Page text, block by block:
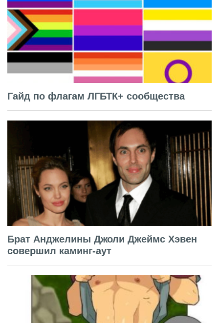
Гайд по флагам ЛГБТК+ сообщества
Брат Анджелины Джоли Джеймс Хэвен
совершил каминг-аут